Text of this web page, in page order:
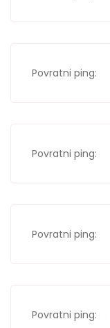
Povratni ping:
Povratni ping:
Povratni ping:
Povratni ping: